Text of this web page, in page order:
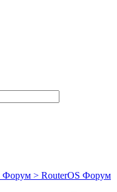
Форум > RouterOS Форум